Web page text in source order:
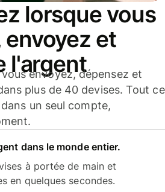
lorsque vous
et
l'argent
envoyez, dépensez et
plus de 40 devises. Tout ce
un seul compte,
dans le monde entier.
à portée de main et
en quelques secondes.